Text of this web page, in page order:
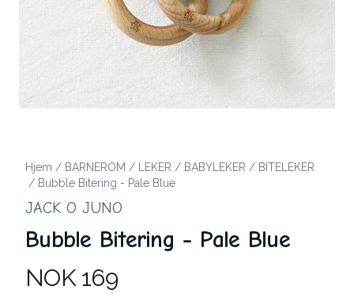
Hjem / BARNEROM / LEKER / BABYLEKER / BITELEKER
/ Bubble Bitering - Pale Blue
JACK O JUNO
Bubble Bitering - Pale Blue
Produktdetaljer
NOK 169